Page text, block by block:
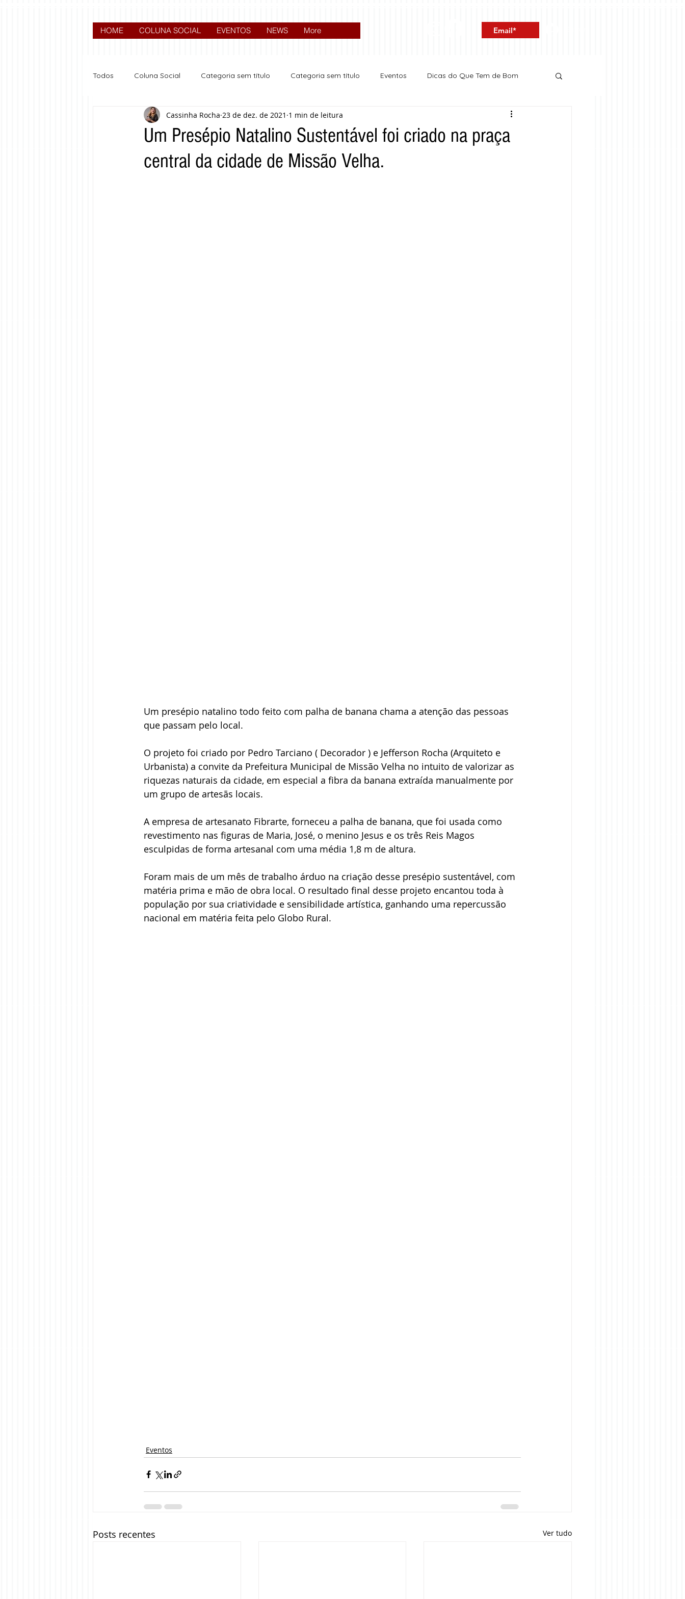
HOME COLUNA SOCIAL EVENTOS NEWS More
Todos Coluna Social Categoria sem título Categoria sem título Eventos Dicas do Que Tem de Bom
Nova categoria Expocrato 2024 Política
Um Presépio Natalino Sustentável foi criado na praça
central da cidade de Missão Velha.
Cassinha Rocha 23 de dez. de 2021 1 min de leitura
Um presépio natalino todo feito com palha de banana chama a atenção das pessoas
que passam pelo local.
O projeto foi criado por Pedro Tarciano ( Decorador ) e Jefferson Rocha (Arquiteto e
Urbanista) a convite da Prefeitura Municipal de Missão Velha no intuito de valorizar as
riquezas naturais da cidade, em especial a fibra da banana extraída manualmente por
um grupo de artesãs locais.
A empresa de artesanato Fibrarte, forneceu a palha de banana, que foi usada como
revestimento nas figuras de Maria, José, o menino Jesus e os três Reis Magos
esculpidas de forma artesanal com uma média 1,8 m de altura.
Foram mais de um mês de trabalho árduo na criação desse presépio sustentável, com
matéria prima e mão de obra local. O resultado final desse projeto encantou toda à
população por sua criatividade e sensibilidade artística, ganhando uma repercussão
nacional em matéria feita pelo Globo Rural.
Eventos
Posts recentes Ver tudo